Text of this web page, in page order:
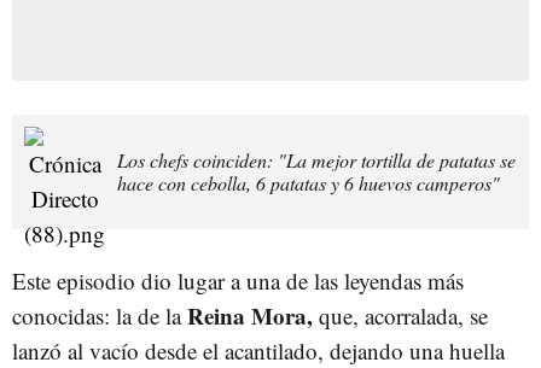
Los chefs coinciden: "La mejor tortilla de patatas se
hace con cebolla, 6 patatas y 6 huevos camperos"
Este episodio dio lugar a una de las leyendas más
conocidas: la de laReina Mora, que, acorralada, se
lanzó al vacío desde el acantilado, dejando una huella